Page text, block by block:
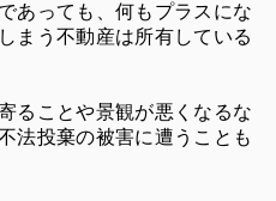
あっても、何もプラスにな
まう不動産は所有している
ることや景観が悪くなるな
法投棄の被害に遭うことも